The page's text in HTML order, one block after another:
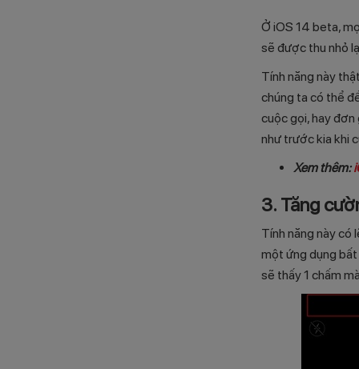
Ở iOS 14 beta,
sẽ được thu nhỏ
Tính năng này
chúng ta có thể
cuộc gọi, hay đơn
như trước kia khi
Xem thêm:
3. Tăng
Tính năng này có
một ứng dụng bất
sẽ thấy 1 chấm